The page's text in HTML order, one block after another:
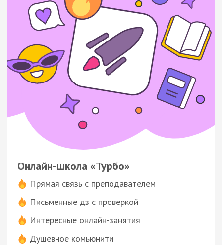
Онлайн-школа «Турбо»
Прямая связь с преподавателем
Письменные дз с проверкой
Интересные онлайн-занятия
Душевное комьюнити